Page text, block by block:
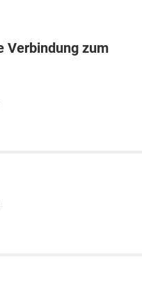
Verbindung zum